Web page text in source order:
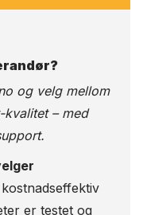
og velg mellom
kvalitet – med
er testet og